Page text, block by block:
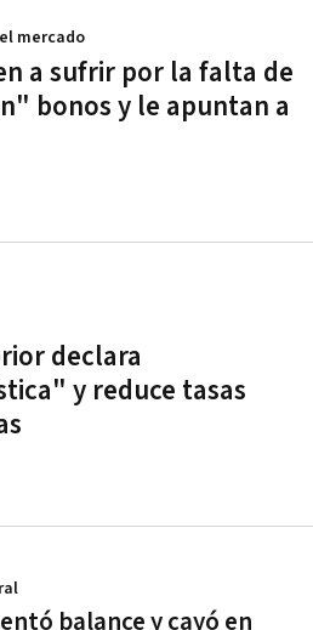
a sufrir por la falta de
bonos y le apuntan a
mercado
declara
y reduce tasas
balance y cayó en